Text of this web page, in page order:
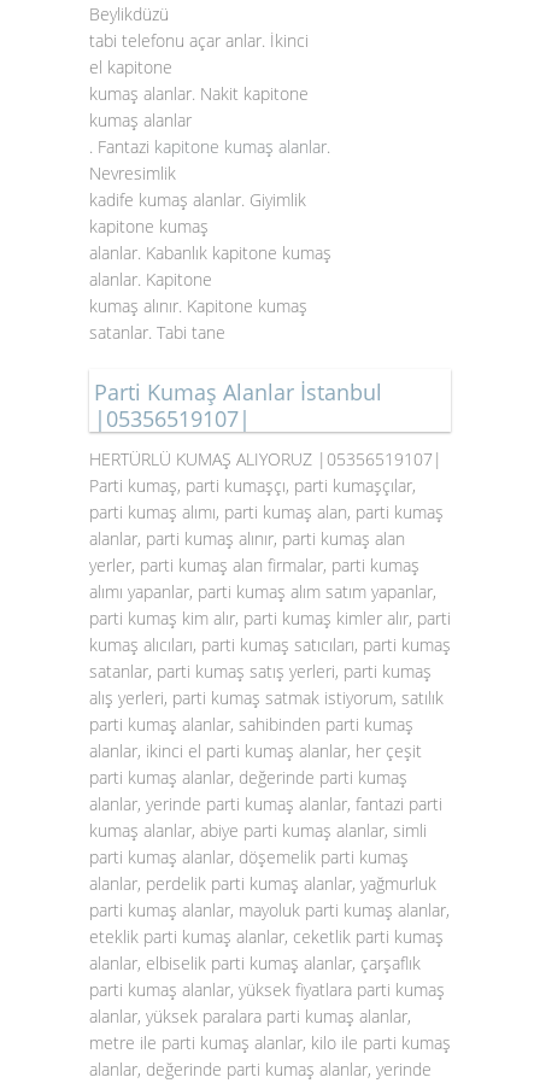
Beylikdüzü
tabi telefonu açar anlar. İkinci
el kapitone
kumaş alanlar. Nakit kapitone
kumaş alanlar
. Fantazi kapitone kumaş alanlar.
Nevresimlik
kadife kumaş alanlar. Giyimlik
kapitone kumaş
alanlar. Kabanlık kapitone kumaş
alanlar. Kapitone
kumaş alınır. Kapitone kumaş
satanlar. Tabi tane
Parti Kumaş Alanlar İstanbul
|05356519107|
HERTÜRLÜ KUMAŞ ALIYORUZ |05356519107|
Parti kumaş, parti kumaşçı, parti kumaşçılar,
parti kumaş alımı, parti kumaş alan, parti kumaş
alanlar, parti kumaş alınır, parti kumaş alan
yerler, parti kumaş alan firmalar, parti kumaş
alımı yapanlar, parti kumaş alım satım yapanlar,
parti kumaş kim alır, parti kumaş kimler alır, parti
kumaş alıcıları, parti kumaş satıcıları, parti kumaş
satanlar, parti kumaş satış yerleri, parti kumaş
alış yerleri, parti kumaş satmak istiyorum, satılık
parti kumaş alanlar, sahibinden parti kumaş
alanlar, ikinci el parti kumaş alanlar, her çeşit
parti kumaş alanlar, değerinde parti kumaş
alanlar, yerinde parti kumaş alanlar, fantazi parti
kumaş alanlar, abiye parti kumaş alanlar, simli
parti kumaş alanlar, döşemelik parti kumaş
alanlar, perdelik parti kumaş alanlar, yağmurluk
parti kumaş alanlar, mayoluk parti kumaş alanlar,
eteklik parti kumaş alanlar, ceketlik parti kumaş
alanlar, elbiselik parti kumaş alanlar, çarşaflık
parti kumaş alanlar, yüksek fiyatlara parti kumaş
alanlar, yüksek paralara parti kumaş alanlar,
metre ile parti kumaş alanlar, kilo ile parti kumaş
alanlar, değerinde parti kumaş alanlar, yerinde